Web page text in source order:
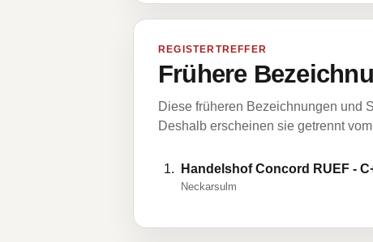
REGISTERTREFFER
Frühere
Diese früheren Bezeichnungen und
Deshalb erscheinen sie getrennt
Handelshof Concord RUEF -
Neckarsulm